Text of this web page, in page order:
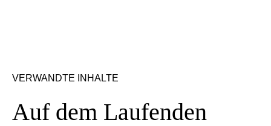
VERWANDTE INHALTE
Auf dem Laufenden